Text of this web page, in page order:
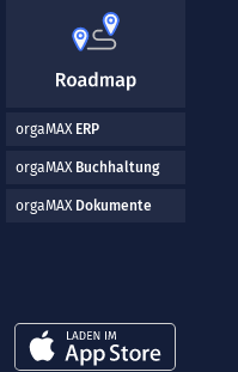
orgaMAX ERP
orgaMAX Buchhaltung
orgaMAX Dokumente